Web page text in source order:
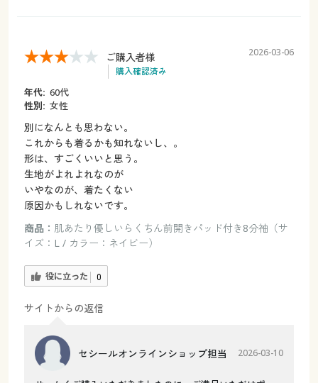
ご購入者様
購入確認済み
2026-03-06
年代: 60代
性別: 女性
別になんとも思わない。
これからも着るかも知れないし、。
形は、すごくいいと思う。
生地がよれよれなのが
いやなのが、着たくない
原因かもしれないです。
商品： 肌あたり優しいらくちん前開きパッド付き8分袖（サ
イズ：L / カラー：ネイビー）
役に立った 0
サイトからの返信
セシールオンラインショップ担当 2026-03-10